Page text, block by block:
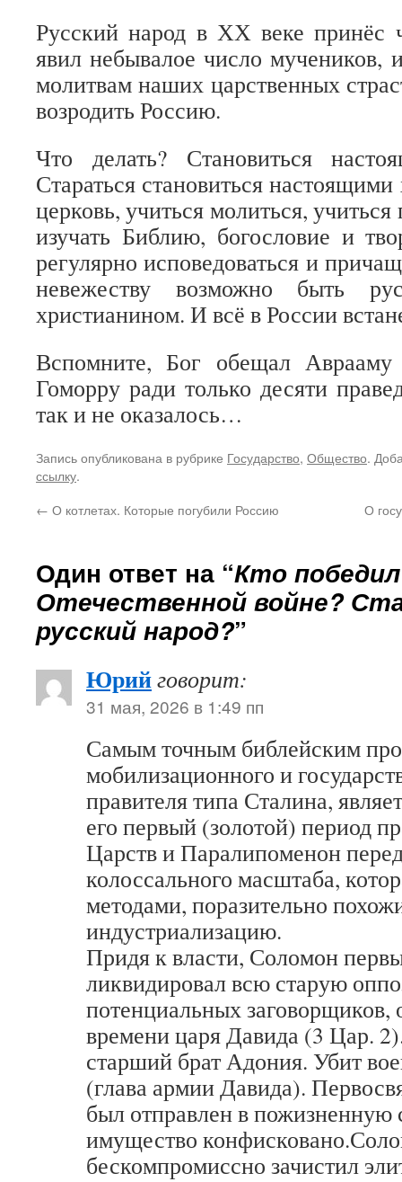
Русский народ в ХХ веке принёс
явил небывалое число мучеников,
молитвам наших царственных
возродить Россию.
Что делать? Становиться
Стараться становиться
церковь, учиться молиться,
изучать Библию, богословие и
регулярно исповедоваться и
невежеству возможно быть
христианином. И всё в России
Вспомните, Бог обещал
Гоморру ради только десяти
так и не оказалось…
Запись опубликована в рубрике Государство, Общество.
ссылку.
← О котлетах. Которые погубили Россию О
Один ответ на “Кто
Отечественной войне?
русский народ?”
Юрийговорит:
31 мая, 2026 в 1:49 пп
Самым точным библейским
мобилизационного и
правителя типа Сталина,
его первый (золотой) период
Царств и Паралипоменон
колоссального масштаба,
методами, поразительно
индустриализацию.
Придя к власти, Соломон
ликвидировал всю старую
потенциальных заговорщиков,
времени царя Давида (3 Цар.
старший брат Адония. Убит
(глава армии Давида).
был отправлен в пожизненную
имущество
бескомпромиссно зачистил